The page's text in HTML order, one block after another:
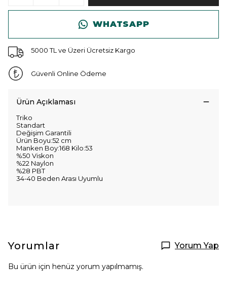
WHATSAPP
5000 TL ve Üzeri Ücretsiz Kargo
Güvenli Online Ödeme
Ürün Açıklaması
Triko
Standart
Değişim Garantili
Ürün Boyu:52 cm
Manken Boy:168 Kilo:53
%50 Viskon
%22 Naylon
%28 PBT
34-40 Beden Arası Uyumlu
Yorumlar Yorum Yap
Bu ürün için henüz yorum yapılmamış.